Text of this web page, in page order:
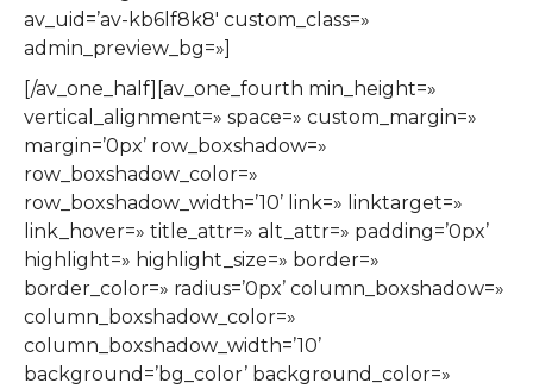
av_uid=’av-kb6lf8k8′ custom_class=»
admin_preview_bg=»]
[/av_one_half][av_one_fourth min_height=»
vertical_alignment=» space=» custom_margin=»
margin=’0px’ row_boxshadow=»
row_boxshadow_color=»
row_boxshadow_width=’10’ link=» linktarget=»
link_hover=» title_attr=» alt_attr=» padding=’0px’
highlight=» highlight_size=» border=»
border_color=» radius=’0px’ column_boxshadow=»
column_boxshadow_color=»
column_boxshadow_width=’10’
background=’bg_color’ background_color=»